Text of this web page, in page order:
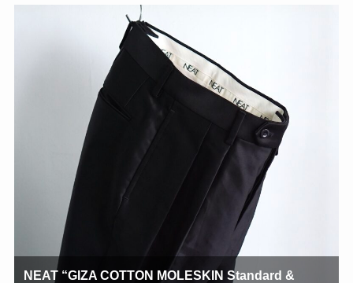
NEAT “GIZA COTTON MOLESKIN Standard &